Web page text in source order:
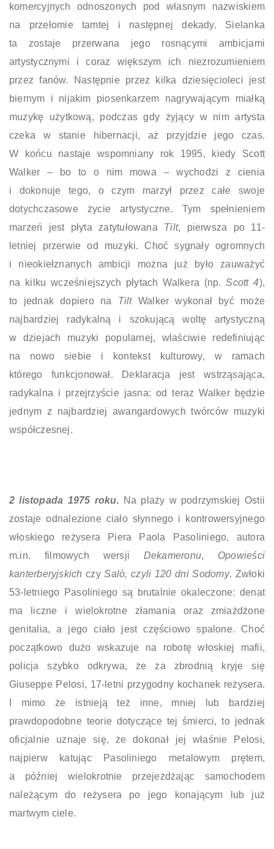
komercyjnych odnoszonych pod własnym nazwiskiem
na przełomie tamtej i następnej dekady. Sielanka
ta zostaje przerwana jego rosnącymi ambicjami
artystycznymi i coraz większym ich niezrozumieniem
przez fanów. Następnie przez kilka dziesięcioleci jest
biernym i nijakim piosenkarzem nagrywającym miałką
muzykę użytkową, podczas gdy żyjący w nim artysta
czeka w stanie hibernacji, aż przyjdzie jego czas.
W końcu nastaje wspomniany rok 1995, kiedy Scott
Walker – bo to o nim mowa – wychodzi z cienia
i dokonuje tego, o czym marzył przez całe swoje
dotychczasowe życie artystyczne. Tym spełnieniem
marzeń jest płyta zatytułowana Tilt, pierwsza po 11-
letniej przerwie od muzyki. Choć sygnały ogromnych
i nieokiełznanych ambicji można już było zauważyć
na kilku wcześniejszych płytach Walkera (np.Scott 4),
to jednak dopiero na Tilt Walker wykonał być może
najbardziej radykalną i szokującą woltę artystyczną
w dziejach muzyki popularnej, właściwie redefiniując
na nowo siebie i kontekst kulturowy, w ramach
którego funkcjonował. Deklaracja jest wstrząsająca,
radykalna i przejrzyście jasna: od teraz Walker będzie
jednym z najbardziej awangardowych twórców muzyki
współczesnej.
2 listopada 1975 roku. Na plaży w podrzymskiej Ostii
zostaje odnalezione ciało słynnego i kontrowersyjnego
włoskiego reżysera Piera Paola Pasoliniego, autora
m.in. filmowych wersji Dekameronu, Opowieści
kanterberyjskich czySalò, czyli 120 dni Sodomy. Zwłoki
53-letniego Pasoliniego są brutalnie okaleczone: denat
ma liczne i wielokrotne złamania oraz zmiażdżone
genitalia, a jego ciało jest częściowo spalone. Choć
początkowo dużo wskazuje na robotę włoskiej mafii,
policja szybko odkrywa, że za zbrodnią kryje się
Giuseppe Pelosi, 17-letni przygodny kochanek reżysera.
I mimo że istnieją też inne, mniej lub bardziej
prawdopodobne teorie dotyczące tej śmierci, to jednak
oficjalnie uznaje się, że dokonał jej właśnie Pelosi,
najpierw katując Pasoliniego metalowym prętem,
a później wielokrotnie przejeżdżając samochodem
należącym do reżysera po jego konającym lub już
martwym ciele.